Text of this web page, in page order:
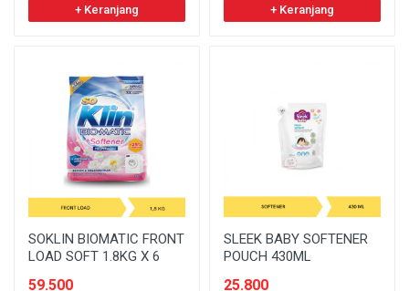
+ Keranjang + Keranjang
SOKLIN BIOMATIC FRONT
LOAD SOFT 1.8KG X 6
59.500
SLEEK BABY SOFTENER
POUCH 430ML
25.800